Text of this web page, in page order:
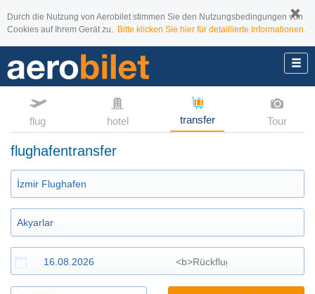
Durch die Nutzung von Aerobilet stimmen Sie den Nutzungsbedingungen von
Cookies auf Ihrem Gerät zu. Bitte klicken Sie hier für detaillierte Informationen.
flug hotel transfer Tour
flughafentransfer